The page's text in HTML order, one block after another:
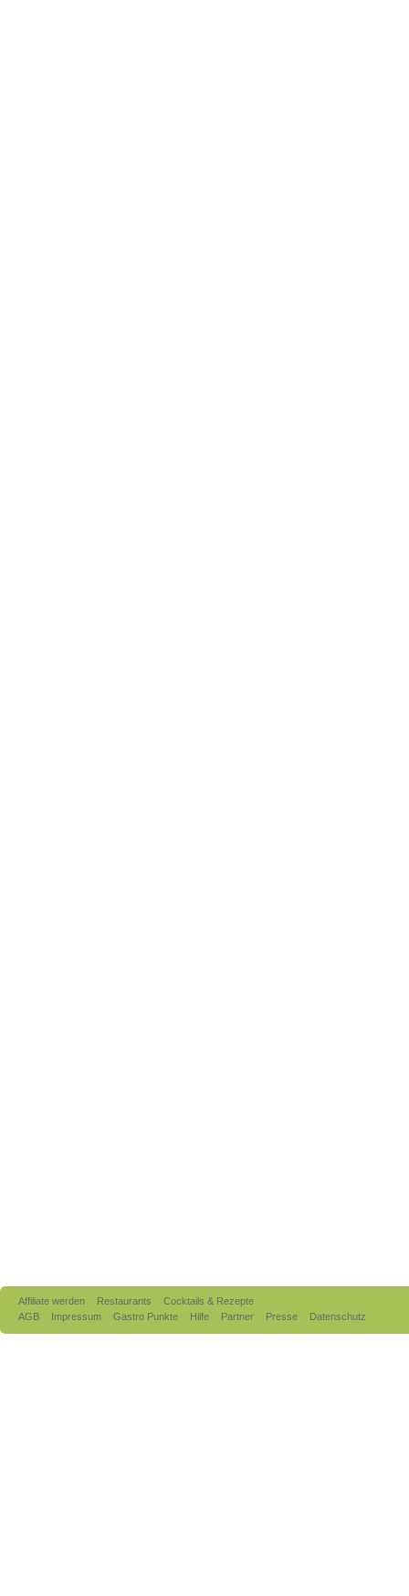
Affiliate werden Restaurants
Cocktails & Rezepte
AGB
Impressum Gastro Punkte Hilfe Partner Presse Datenschutz